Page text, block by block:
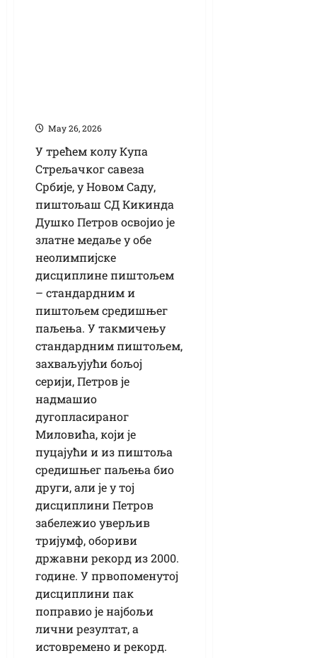
Маy 26, 2026
У трећем колу Купа
Стрељачког савеза
Србије, у Новом Саду,
пиштољаш СД Кикинда
Душко Петров освојио је
златне медаље у обе
неолимпијске
дисциплине пиштољем
– стандардним и
пиштољем средишњег
паљења. У такмичењу
стандардним пиштољем,
захваљујући бољој
серији, Петров је
надмашио
дугопласираног
Миловића, који је
пуцајући и из пиштоља
средишњег паљења био
други, али је у тој
дисциплини Петров
забележио уверљив
тријумф, обориви
државни рекорд из 2000.
године. У првопоменутој
дисциплини пак
поправио је најбољи
лични резултат, а
истовремено и рекорд.